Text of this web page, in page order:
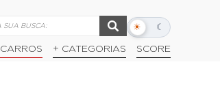
☀ ☾
Alternar
escuro
CARROS + CATEGORIAS SCORE